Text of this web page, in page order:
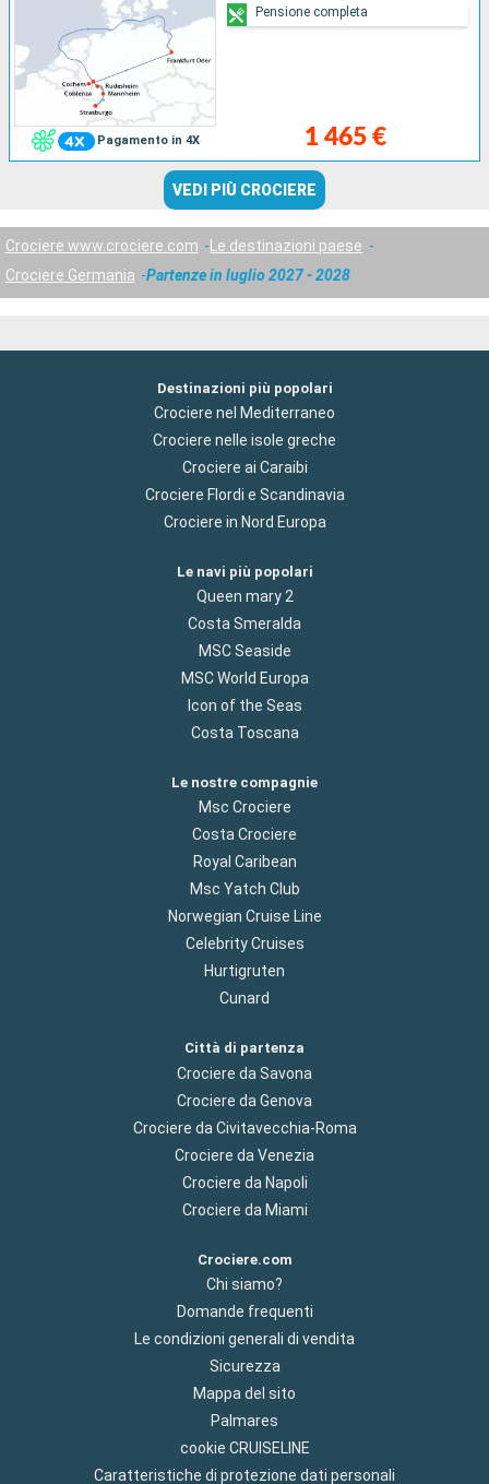
Pagamento in 4X 1 465 €
Pensione completa
VEDI PIÙ CROCIERE
Crociere www.crociere.com
Le destinazioni paese
Crociere Germania
Partenze in luglio 2027 - 2028
Destinazioni più popolari
Crociere nel Mediterraneo
Crociere nelle isole greche
Crociere ai Caraibi
Crociere Flordi e Scandinavia
Crociere in Nord Europa
Le navi più popolari
Queen mary 2
Costa Smeralda
MSC Seaside
MSC World Europa
Icon of the Seas
Costa Toscana
Le nostre compagnie
Msc Crociere
Costa Crociere
Royal Caribean
Msc Yatch Club
Norwegian Cruise Line
Celebrity Cruises
Hurtigruten
Cunard
Città di partenza
Crociere da Savona
Crociere da Genova
Crociere da Civitavecchia-Roma
Crociere da Venezia
Crociere da Napoli
Crociere da Miami
Crociere.com
Chi siamo?
Domande frequenti
Le condizioni generali di vendita
Sicurezza
Mappa del sito
Palmares
cookie CRUISELINE
Caratteristiche di protezione dati personali